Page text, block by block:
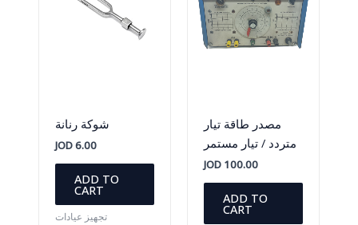
شوكة رنانة
JOD6.00
ADD TO
CART
تجهيز عيادات
مصدر طاقة تيار
متردد / تيار مستمر
JOD 100.00
ADD TO
CART